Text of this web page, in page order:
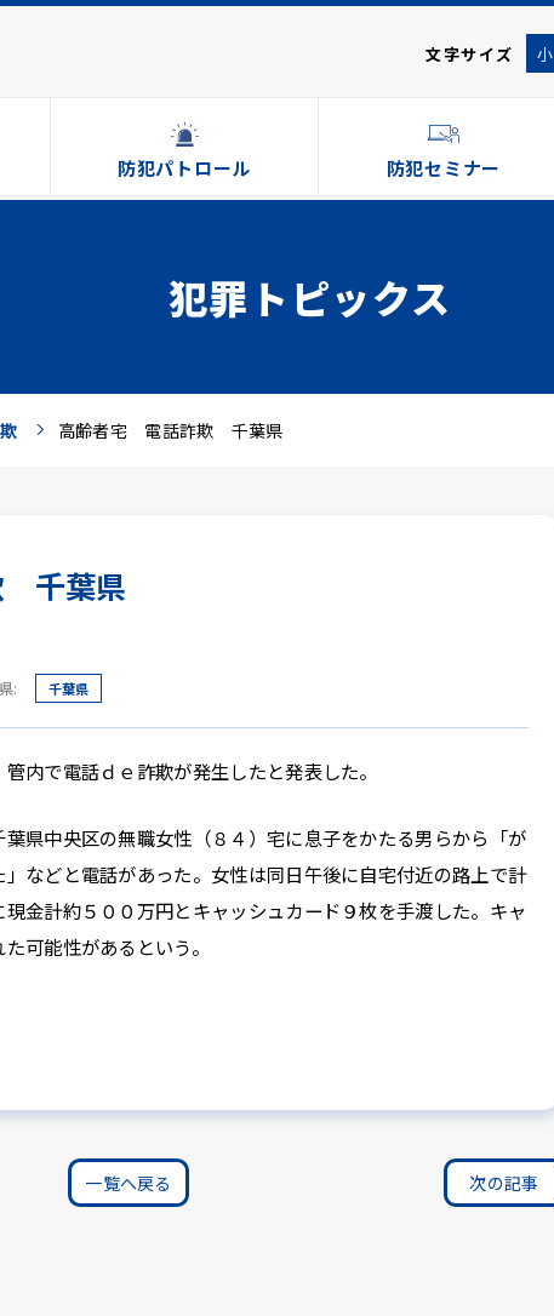
文字サイズ 小
防犯パトロール 防犯セミナー
犯罪トピックス
高齢者宅 電話詐欺 千葉県
千葉県
: 千葉県
内で電話ｄｅ詐欺が発生したと発表した。
県中央区の無職女性（８４）宅に息子をかたる男らから「が
などと電話があった。女性は同日午後に自宅付近の路上で計
金計約５００万円とキャッシュカード９枚を手渡した。キャ
可能性があるという。
一覧へ戻る 次の記事